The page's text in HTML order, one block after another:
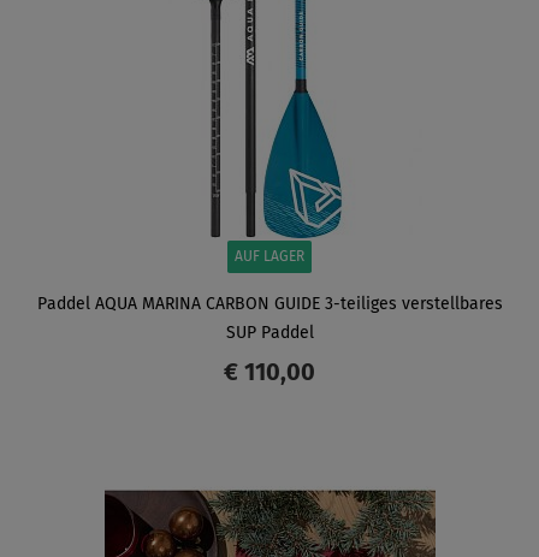
AUF LAGER
Paddel AQUA MARINA CARBON GUIDE 3-teiliges verstellbares
SUP Paddel
€ 110,00